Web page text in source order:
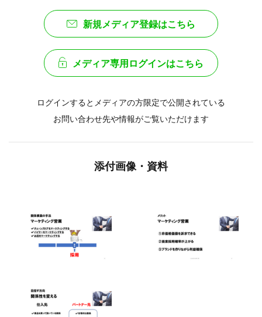
新規メディア登録はこちら
メディア専用ログインはこちら
ログインするとメディアの方限定で公開されている
お問い合わせ先や情報がご覧いただけます
添付画像・資料